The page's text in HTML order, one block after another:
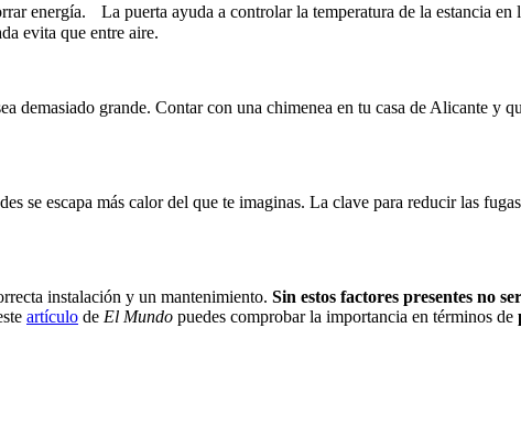
energía. La puerta ayuda a controlar la temperatura de la estancia en
evita que entre aire.
demasiado grande. Contar con una chimenea en tu casa de Alicante y
se escapa más calor del que te imaginas. La clave para reducir las
instalación y un mantenimiento. Sin estos factores presentes no
artículo de El Mundo puedes comprobar la importancia en términos de